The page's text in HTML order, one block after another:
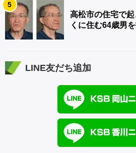
5
高松市の住宅で
くに住む64歳男
LINE友だち追加